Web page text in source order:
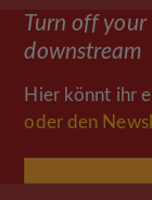
Turn off
downstream
Hier könnt ihr
oder den